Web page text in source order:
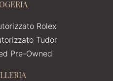
Rolex
Tudor
Pre-Owned